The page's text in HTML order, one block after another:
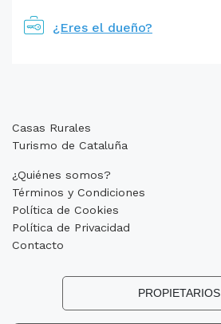
¿Eres el dueño?
Casas Rurales
Turismo de Cataluña
¿Quiénes somos?
Términos y Condiciones
Política de Cookies
Política de Privacidad
Contacto
PROPIETARIOS